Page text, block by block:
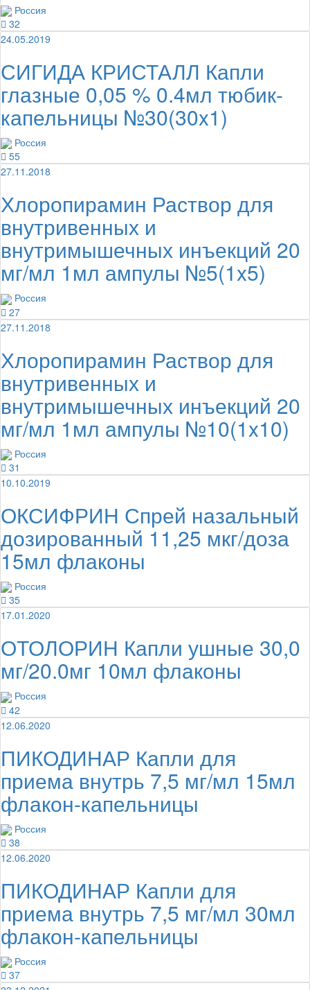
Россия
32
24.05.2019
СИГИДА КРИСТАЛЛ Капли
глазные 0,05 % 0.4мл тюбик-
капельницы №30(30x1)
Россия
55
27.11.2018
Хлоропирамин Раствор для
внутривенных и
внутримышечных инъекций 20
мг/мл 1мл ампулы №5(1x5)
Россия
27
27.11.2018
Хлоропирамин Раствор для
внутривенных и
внутримышечных инъекций 20
мг/мл 1мл ампулы №10(1x10)
Россия
31
10.10.2019
ОКСИФРИН Спрей назальный
дозированный 11,25 мкг/доза
15мл флаконы
Россия
35
17.01.2020
ОТОЛОРИН Капли ушные 30,0
мг/20.0мг 10мл флаконы
Россия
42
12.06.2020
ПИКОДИНАР Капли для
приема внутрь 7,5 мг/мл 15мл
флакон-капельницы
Россия
38
12.06.2020
ПИКОДИНАР Капли для
приема внутрь 7,5 мг/мл 30мл
флакон-капельницы
Россия
37